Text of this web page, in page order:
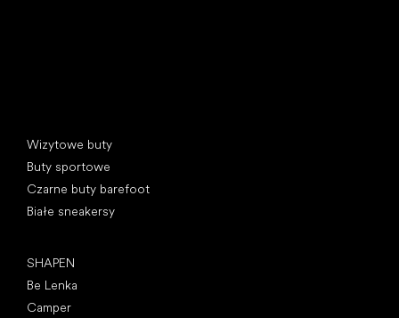
Wizytowe buty
Buty sportowe
Czarne buty barefoot
Białe sneakersy
SHAPEN
Be Lenka
Camper